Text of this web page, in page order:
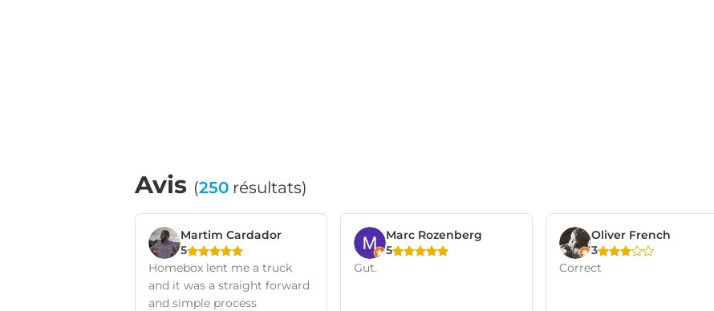
Avis (250 résultats)
Martim Cardador
5
Homebox lent me a truck
and it was a straight forward
and simple process
Marc Rozenberg
5
Gut.
Oliver French
3
Correct